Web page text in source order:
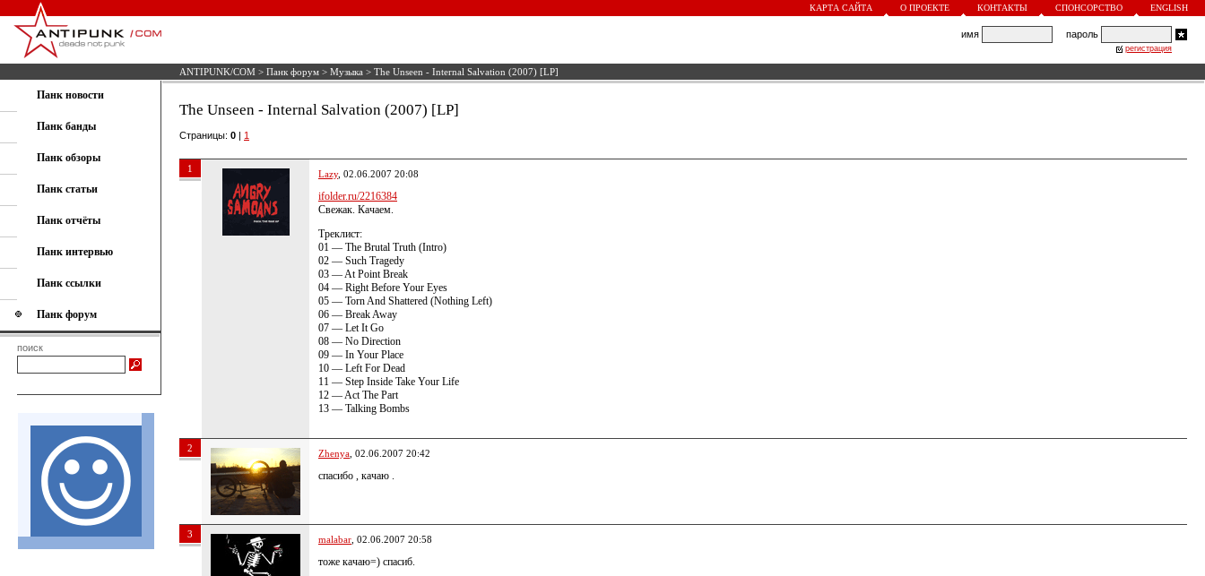
КАРТА САЙТА О ПРОЕКТЕ КОНТАКТЫ СПОНСОРСТВО ENGLISH
имя пароль
регистрация
ANTIPUNK/COM > Панк форум > Музыка > The Unseen - Internal Salvation (2007) [LP]
Панк новости
Панк банды
Панк обзоры
Панк статьи
Панк отчёты
Панк интервью
Панк ссылки
Панк форум
поиск
The Unseen - Internal Salvation (2007) [LP]
Страницы: 0 | 1
1 Lazy, 02.06.2007 20:08
ifolder.ru/2216384
Свежак. Качаем.
Треклист:
01 — The Brutal Truth (Intro)
02 — Such Tragedy
03 — At Point Break
04 — Right Before Your Eyes
05 — Torn And Shattered (Nothing Left)
06 — Break Away
07 — Let It Go
08 — No Direction
09 — In Your Place
10 — Left For Dead
11 — Step Inside Take Your Life
12 — Act The Part
13 — Talking Bombs
2 Zhenya , 02.06.2007 20:42
спасибо , качаю .
3 malabar , 02.06.2007 20:58
тоже качаю=) спасиб.